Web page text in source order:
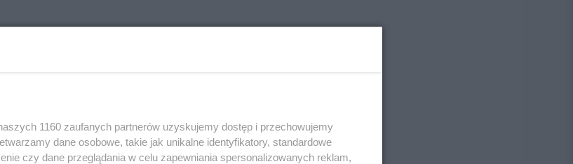
1160 zaufanych partnerów uzyskujemy dostęp i przechowujemy
dane osobowe, takie jak unikalne identyfikatory, standardowe
czy dane przeglądania w celu zapewniania spersonalizowanych reklam,